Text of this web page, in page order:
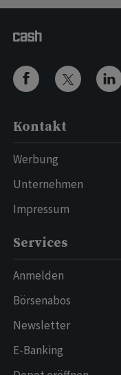
Kontakt
Werbung
Unternehmen
Impressum
Services
Anmelden
Börsenabos
Newsletter
E-Banking